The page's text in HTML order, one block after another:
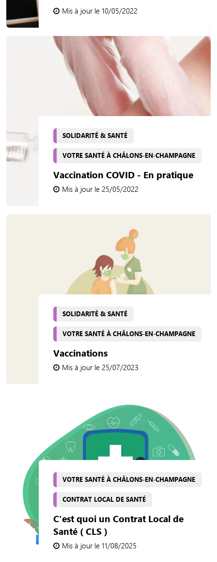
Mis à jour le 10/05/2022
SOLIDARITÉ & SANTÉ
VOTRE SANTÉ À CHÂLONS-EN-CHAMPAGNE
Vaccination COVID - En pratique
Mis à jour le 25/05/2022
SOLIDARITÉ & SANTÉ
VOTRE SANTÉ À CHÂLONS-EN-CHAMPAGNE
Vaccinations
Mis à jour le 25/07/2023
VOTRE SANTÉ À CHÂLONS-EN-CHAMPAGNE
CONTRAT LOCAL DE SANTÉ
C'est quoi un Contrat Local de
Santé ( CLS )
Mis à jour le 11/08/2025